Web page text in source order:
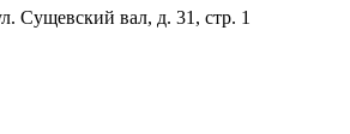
Сущевский вал, д. 31, стр. 1